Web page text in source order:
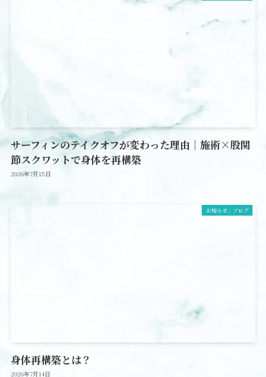
サーフィンのテイクオフが変わった理由｜施術×股関
節スクワットで身体を再構築
2026年7月15日
お知らせ / ブログ
身体再構築とは？
2026年7月14日